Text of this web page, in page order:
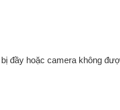
đầy hoặc camera không